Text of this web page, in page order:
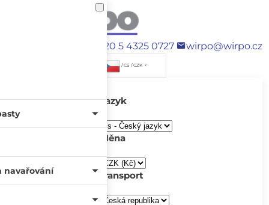
+420 5 4325 0727 wirpo@wirpo.cz
/ CS / CZK
Jazyk
Měna
transport
navařování